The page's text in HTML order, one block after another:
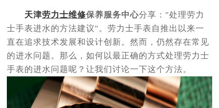
天津劳力士维修保养服务中心分享："处理劳力
士手表进水的方法建议"。劳力士手表自推出以来一
直在追求技术发展和设计创新。然而，仍然存在常见
的进水问题。那么，如何以最正确的方式处理劳力士
手表的进水问题呢？让我们讨论一下这个方法。